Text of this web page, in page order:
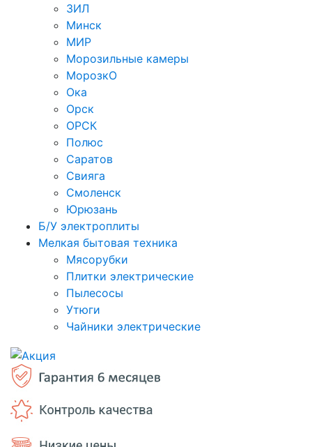
ЗИЛ
Минск
МИР
Морозильные камеры
МорозкО
Ока
Орск
ОРСК
Полюс
Саратов
Свияга
Смоленск
Юрюзань
Б/У электроплиты
Мелкая бытовая техника
Мясорубки
Плитки электрические
Пылесосы
Утюги
Чайники электрические